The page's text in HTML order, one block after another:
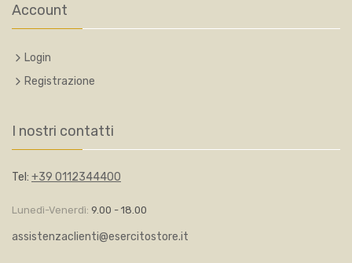
Account
Login
Registrazione
I nostri contatti
Tel: +39 0112344400
Lunedì-Venerdì: 9.00 - 18.00
assistenzaclienti@esercitostore.it